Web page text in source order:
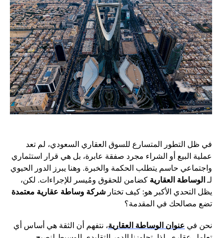
في ظل التطور المتسارع للسوق العقاري السعودي، لم تعد
عملية البيع أو الشراء مجرد صفقة عابرة، بل هي قرار استثماري
واجتماعي حاسم يتطلب الحكمة والخبرة. وهنا يبرز الدور الحيوي
لـ الوساطة العقارية كضامن للحقوق ومُيسر للإجراءات. لكن،
يظل التحدي الأكبر هو: كيف تختار شركة وساطة عقارية معتمدة
تضع مصالحك في المقدمة؟
نحن في عنوان الوساطة العقارية، نتفهم أن الثقة هي أساس أي